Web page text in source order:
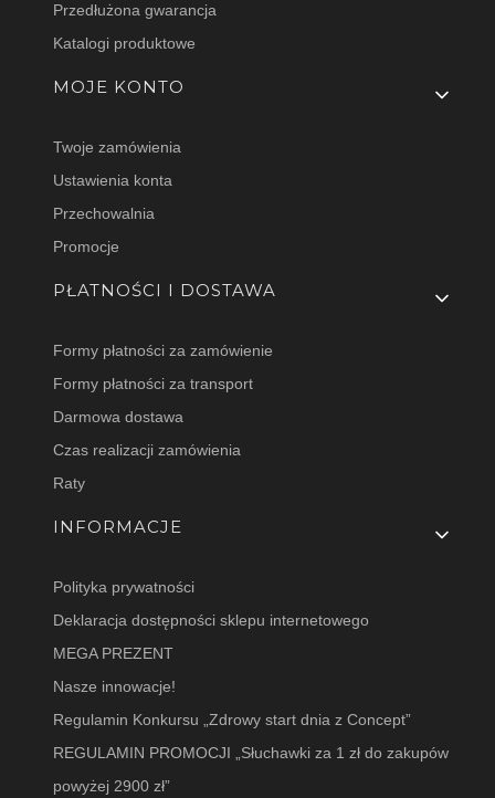
Przedłużona gwarancja
Katalogi produktowe
MOJE KONTO
Twoje zamówienia
Ustawienia konta
Przechowalnia
Promocje
PŁATNOŚCI I DOSTAWA
Formy płatności za zamówienie
Formy płatności za transport
Darmowa dostawa
Czas realizacji zamówienia
Raty
INFORMACJE
Polityka prywatności
Deklaracja dostępności sklepu internetowego
MEGA PREZENT
Nasze innowacje!
Regulamin Konkursu „Zdrowy start dnia z Concept”
REGULAMIN PROMOCJI „Słuchawki za 1 zł do zakupów
powyżej 2900 zł”